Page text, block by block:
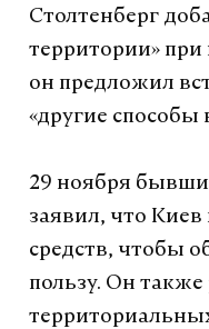
Столтенберг
территории» при
он предложил
«другие
29 ноября
заявил, что Киев
средств, чтобы
пользу. Он